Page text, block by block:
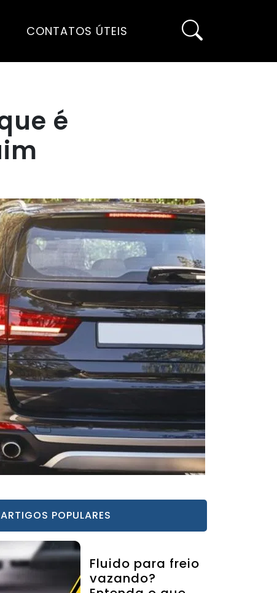
CONTATOS ÚTEIS
é
ARTIGOS POPULARES
Fluido para freio
vazando?